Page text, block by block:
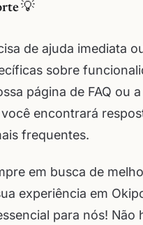
💡
de ajuda imediata
sobre
página de FAQ ou
encontrará
frequentes.
em busca de
experiência em
para nós! Não